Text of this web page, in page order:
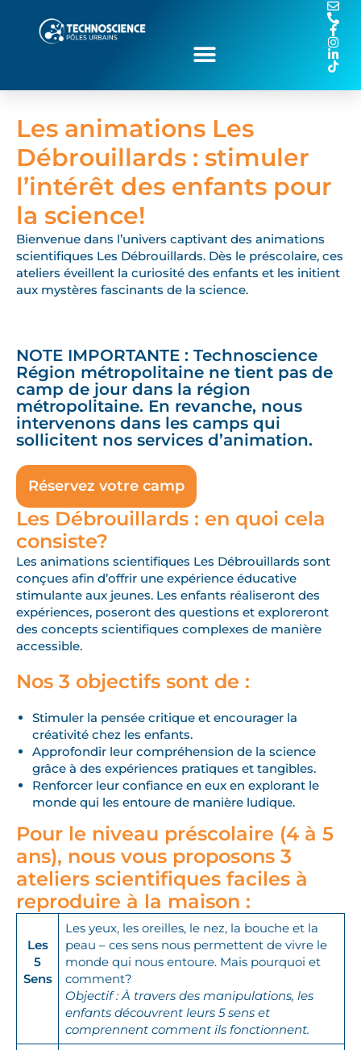
Les animations Les
Débrouillards : stimuler
l’intérêt des enfants pour
la science!
Bienvenue dans l’univers captivant des animations
scientifiques Les Débrouillards. Dès le préscolaire, ces
ateliers éveillent la curiosité des enfants et les initient
aux mystères fascinants de la science.
NOTE IMPORTANTE : Technoscience
Région métropolitaine ne tient pas de
camp de jour dans la région
métropolitaine. En revanche, nous
intervenons dans les camps qui
sollicitent nos services d’animation.
Réservez votre camp
Les Débrouillards : en quoi cela
consiste?
Les animations scientifiques Les Débrouillards sont
conçues afin d’offrir une expérience éducative
stimulante aux jeunes. Les enfants réaliseront des
expériences, poseront des questions et exploreront
des concepts scientifiques complexes de manière
accessible.
Nos 3 objectifs sont de :
Stimuler la pensée critique et encourager la
créativité chez les enfants.
Approfondir leur compréhension de la science
grâce à des expériences pratiques et tangibles.
Renforcer leur confiance en eux en explorant le
monde qui les entoure de manière ludique.
Pour le niveau préscolaire (4 à 5
ans), nous vous proposons 3
ateliers scientifiques faciles à
reproduire à la maison :
Les
5
Sens
Les yeux, les oreilles, le nez, la bouche et la
peau – ces sens nous permettent de vivre le
monde qui nous entoure. Mais pourquoi et
comment?
Objectif : À travers des manipulations, les
enfants découvrent leurs 5 sens et
comprennent comment ils fonctionnent.